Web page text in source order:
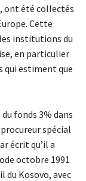
ont été collectés
Cette
institutions du
en particulier
qui estiment que
fonds 3% dans
spécial
écrit qu’il a
octobre 1991
du Kosovo, avec